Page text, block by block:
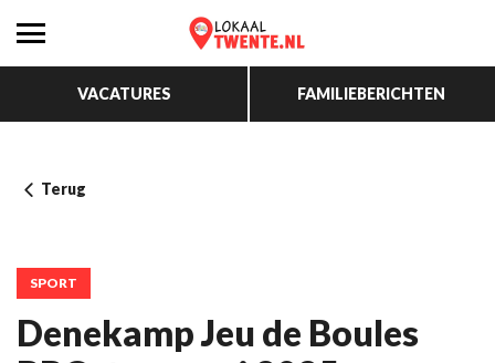
VACATURES FAMILIEBERICHTEN
Terug
SPORT
Denekamp Jeu de Boules